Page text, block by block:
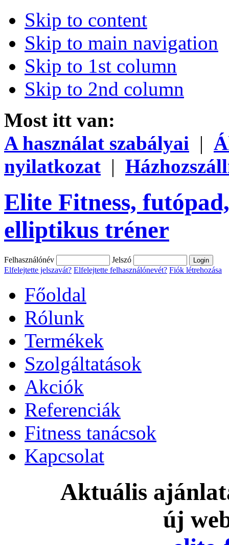
Skip to content
Skip to main navigation
Skip to 1st column
Skip to 2nd column
Most itt van:
A használat szabályai |
nyilatkozat |
Elite Fitness,
elliptikus tréner
Felhasználónév
Jelszó
Elfelejtette jelszavát? Elfelejtette felhasználónevét? Fiók létrehozása
Főoldal
Rólunk
Termékek
Szolgáltatások
Akciók
Referenciák
Fitness tanácsok
Kapcsolat
Aktuális
új